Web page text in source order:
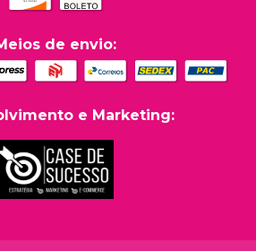
de envio:
e Marketing: